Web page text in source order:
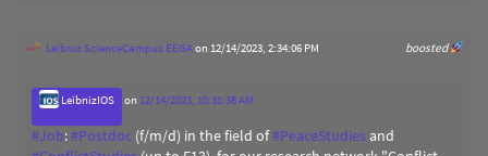
boosted
Leibniz ScienceCampus EEGAon 12/14/2023, 2:34:06 PM
LeibnizIOS on 12/14/2023, 10:31:38 AM
#Job:#Postdoc (f/m/d) in the field of#PeaceStudiesand